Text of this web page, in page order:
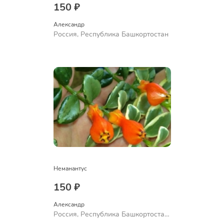
150 ₽
Александр
Россия, Республика Башкортостан
Неманантус
150 ₽
Александр
Россия, Республика Башкортостан,